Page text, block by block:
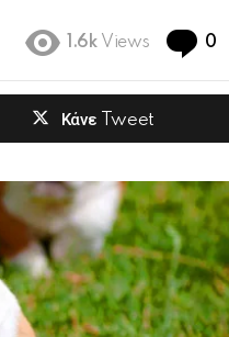
1.6k Views 0
Κάνε Tweet